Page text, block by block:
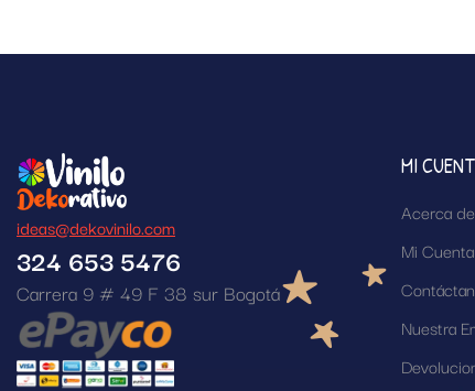
ideas@dekovinilo.com
324 653 5476
Carrera 9 # 49 F 38 sur Bogotá
MI
Acerca
Mi Cuenta
Nuestra